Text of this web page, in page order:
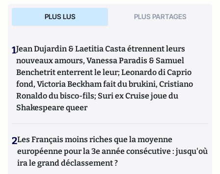
PLUS LUS PLUS PARTAGES
1Jean Dujardin & Laetitia Casta étrennent leurs
nouveaux amours, Vanessa Paradis & Samuel
Benchetrit enterrent le leur; Leonardo di Caprio
fond, Victoria Beckham fait du brukini, Cristiano
Ronaldo du bisco-fils; Suri ex Cruise joue du
Shakespeare queer
2Les Français moins riches que la moyenne
européenne pour la 3e année consécutive : jusqu'où
ira le grand déclassement ?